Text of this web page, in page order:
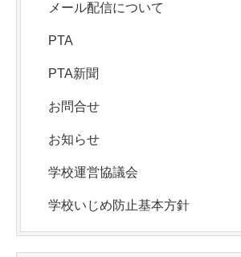
メール配信について
PTA
PTA新聞
お問合せ
お知らせ
学校運営協議会
学校いじめ防止基本方針